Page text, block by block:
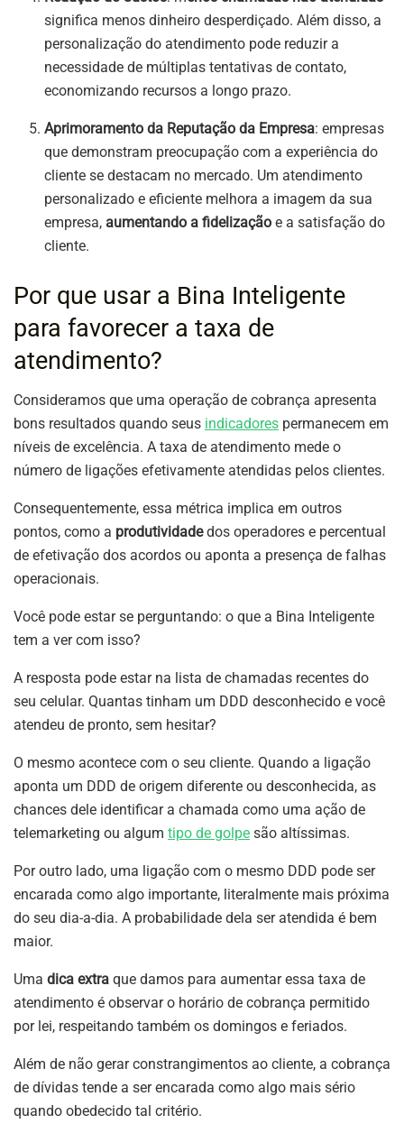
significa menos dinheiro desperdiçado. Além disso, a
personalização do atendimento pode reduzir a
necessidade de múltiplas tentativas de contato,
economizando recursos a longo prazo.
Aprimoramento da Reputação da Empresa: empresas
que demonstram preocupação com a experiência do
cliente se destacam no mercado. Um atendimento
personalizado e eficiente melhora a imagem da sua
empresa, aumentando a fidelização e a satisfação do
cliente.
Por que usar a Bina Inteligente
para favorecer a taxa de
atendimento?
Consideramos que uma operação de cobrança apresenta
bons resultados quando seus indicadores permanecem em
níveis de excelência. A taxa de atendimento mede o
número de ligações efetivamente atendidas pelos clientes.
Consequentemente, essa métrica implica em outros
pontos, como a produtividadedos operadores e percentual
de efetivação dos acordos ou aponta a presença de falhas
operacionais.
Você pode estar se perguntando: o que a Bina Inteligente
tem a ver com isso?
A resposta pode estar na lista de chamadas recentes do
seu celular. Quantas tinham um DDD desconhecido e você
atendeu de pronto, sem hesitar?
O mesmo acontece com o seu cliente. Quando a ligação
aponta um DDD de origem diferente ou desconhecida, as
chances dele identificar a chamada como uma ação de
telemarketing ou algum tipo de golpe são altíssimas.
Por outro lado, uma ligação com o mesmo DDD pode ser
encarada como algo importante, literalmente mais próxima
do seu dia-a-dia. A probabilidade dela ser atendida é bem
maior.
Uma dica extra que damos para aumentar essa taxa de
atendimento é observar o horário de cobrança permitido
por lei, respeitando também os domingos e feriados.
Além de não gerar constrangimentos ao cliente, a cobrança
de dívidas tende a ser encarada como algo mais sério
quando obedecido tal critério.